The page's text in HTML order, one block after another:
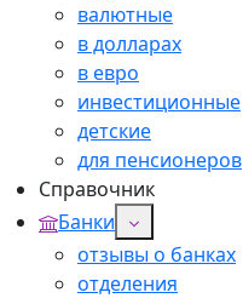
валютные
в долларах
в евро
инвестиционные
детские
для пенсионеров
Справочник
Банки
отзывы о банках
отделения